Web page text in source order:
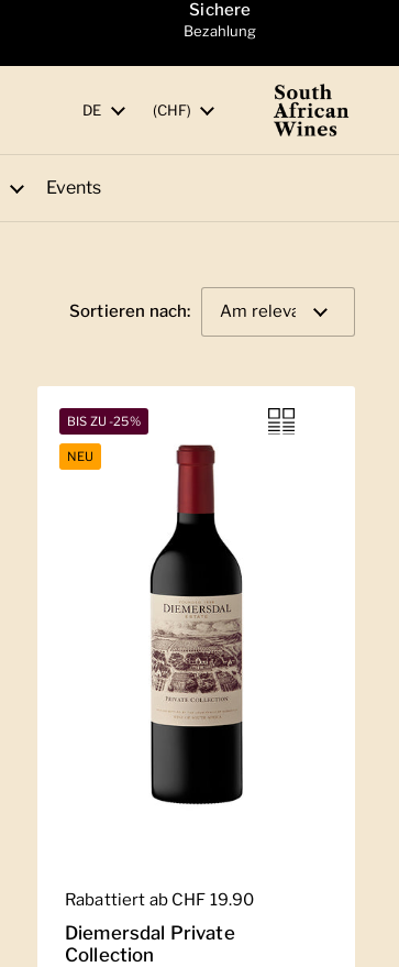
Sichere
Bezahlung
Sprache
DE Land/Region
(CHF)
Events
Sortieren nach:
Regulärer Preis
Rabattiert ab CHF 19.90
Diemersdal Private
Collection
BIS ZU -25%
NEU